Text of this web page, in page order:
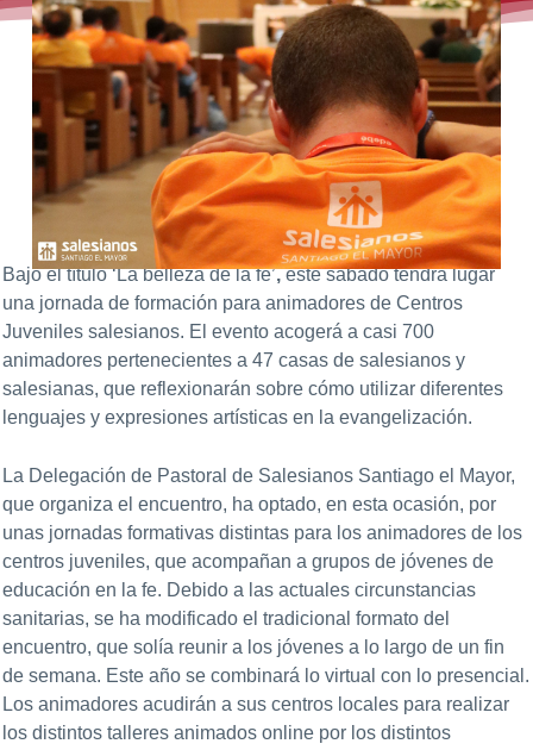
Bajo el título ‘La belleza de la fe’,este sábado tendrá lugar
una jornada de formación para animadores de Centros
Juveniles salesianos. El evento acogerá a casi 700
animadores pertenecientes a 47 casas de salesianos y
salesianas, que reflexionarán sobre cómo utilizar diferentes
lenguajes y expresiones artísticas en la evangelización.
La Delegación de Pastoral de Salesianos Santiago el Mayor,
que organiza el encuentro, ha optado, en esta ocasión, por
unas jornadas formativas distintas para los animadores de los
centros juveniles, que acompañan a grupos de jóvenes de
educación en la fe. Debido a las actuales circunstancias
sanitarias, se ha modificado el tradicional formato del
encuentro, que solía reunir a los jóvenes a lo largo de un fin
de semana. Este año se combinará lo virtual con lo presencial.
Los animadores acudirán a sus centros locales para realizar
los distintos talleres animados online por los distintos